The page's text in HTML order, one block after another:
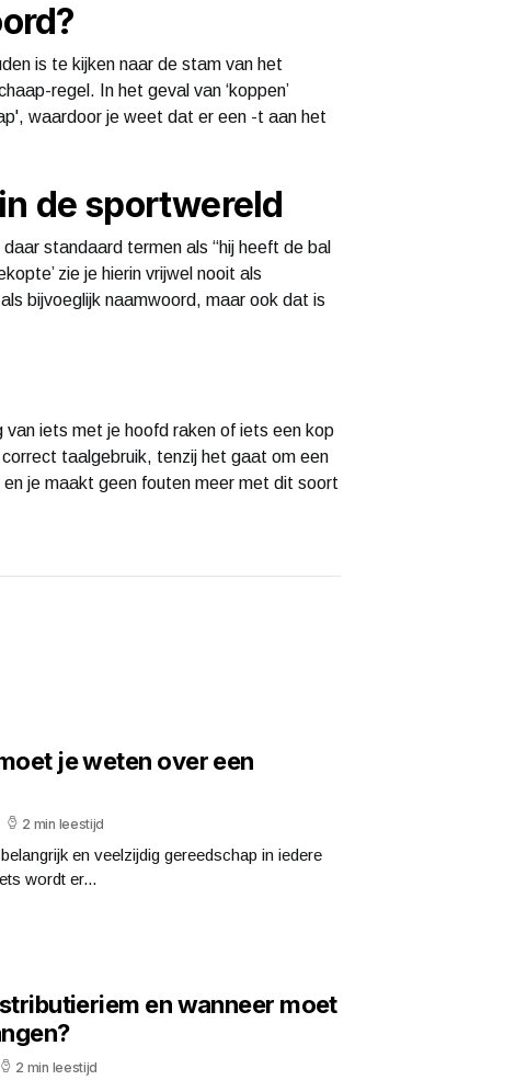
is te kijken naar de stam van het
regel. In het geval van ‘koppen’
waardoor je weet dat er een -t aan het
de sportwereld
standaard termen als “hij heeft de bal
zie je hierin vrijwel nooit als
bijvoeglijk naamwoord, maar ook dat is
van iets met je hoofd raken of iets een kop
taalgebruik, tenzij het gaat om een
je maakt geen fouten meer met dit soort
je weten over een
2 min leestijd
en veelzijdig gereedschap in iedere
wordt er...
en wanneer moet
2 min leestijd